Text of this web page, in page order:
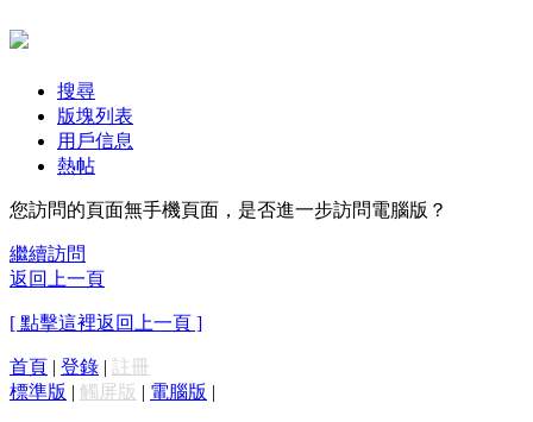
搜尋
版塊列表
用戶信息
熱帖
您訪問的頁面無手機頁面，是否進一步訪問電腦版？
繼續訪問
返回上一頁
[ 點擊這裡返回上一頁 ]
首頁 | 登錄 | 註冊
標準版 | 觸屏版 | 電腦版 |